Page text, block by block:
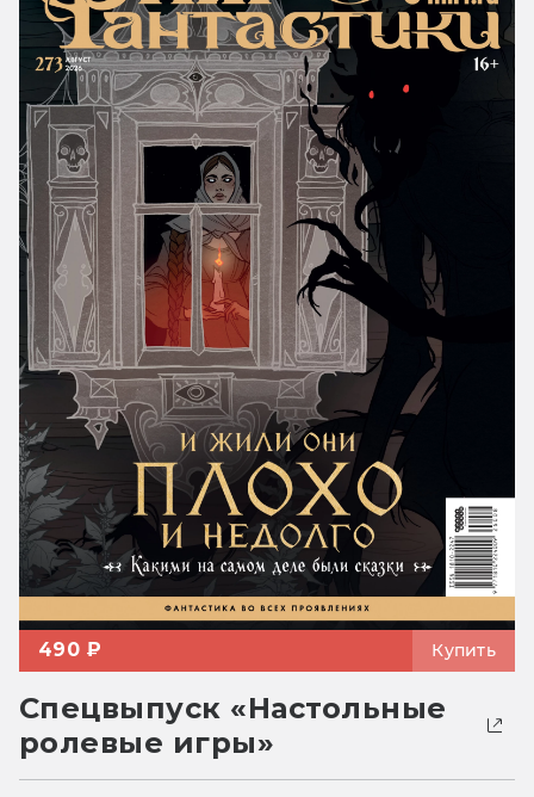
490 ₽ Купить
Спецвыпуск «Настольные
ролевые игры»